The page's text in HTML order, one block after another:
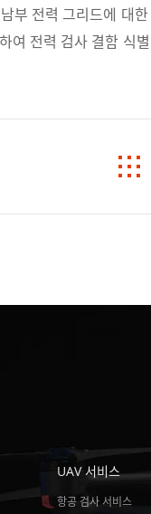
부 전력 그리드에 대
여 전력 검사 결함 식
UAV 서비스
항공 검사 서비스